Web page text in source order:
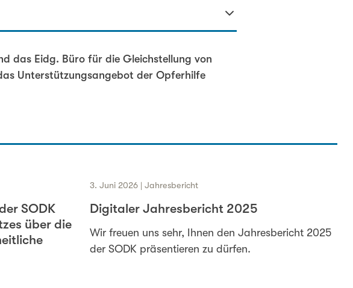
das Eidg. Büro für die Gleichstellung von
Unterstützungsangebot der Opferhilfe
SODK
über die
3. Juni 2026 | Jahresbericht
Digitaler Jahresbericht 2025
Wir freuen uns sehr, Ihnen den Jahresbericht 2025
der SODK präsentieren zu dürfen.